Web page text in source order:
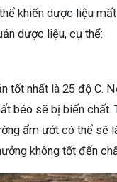
khiến dược liệu
dược liệu, cụ thể:
tốt nhất là 25 độ C.
béo sẽ bị biến
ẩm ướt có thể sẽ
không tốt đến